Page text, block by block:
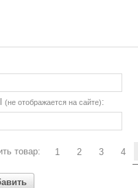
(не отображается на сайте):
товар: 1 2 3 4